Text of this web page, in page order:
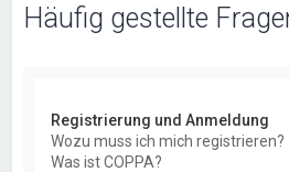
Häufig gestellte
Registrierung und Anmeldung
Wozu muss ich mich registrieren?
Was ist COPPA?